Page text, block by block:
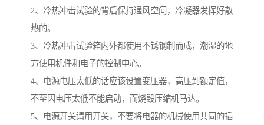
2、冷热冲击试验的背后保持通风空间，冷凝器发挥好散
热的。
3、冷热冲击试验箱内外都使用不锈钢制而成，潮湿的地
方使用机件和电子的控制中心。
4、电源电压太低的话应该设置变压器，高压到额定值，
不至因电压太低不能启动，而烧毁压缩机马达。
5、电源开关请用开关，不要将电器的机械使用共同的插